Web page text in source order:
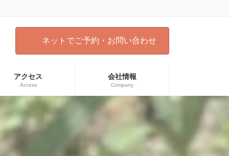
ネットでご予約・お問い合わせ
アクセス
Access
会社情報
Company